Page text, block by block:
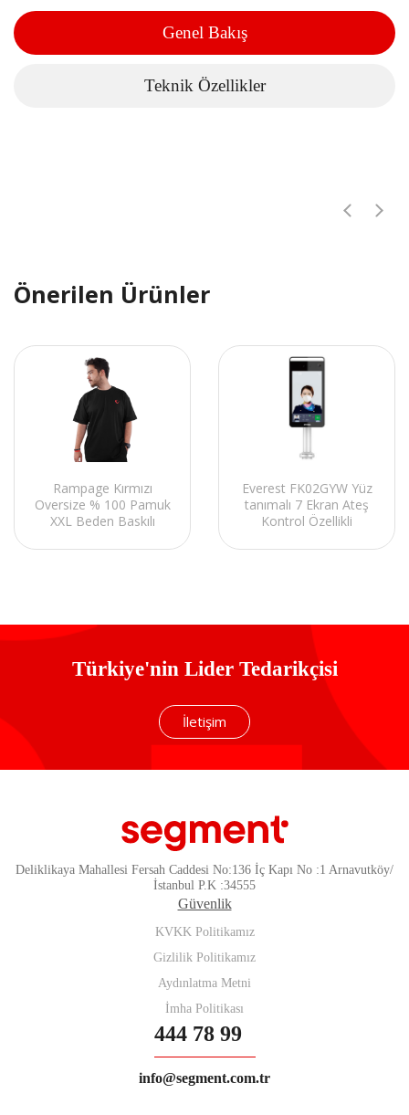
Genel Bakış
Teknik Özellikler
Önerilen Ürünler
Rampage Kırmızı
Oversize % 100 Pamuk
XXL Beden Baskılı
Everest FK02GYW Yüz
tanımalı 7 Ekran Ateş
Kontrol Özellikli
Türkiye'nin Lider Tedarikçisi
İletişim
Deliklikaya Mahallesi Fersah Caddesi No:136 İç Kapı No :1 Arnavutköy/
İstanbul P.K :34555
Güvenlik
KVKK Politikamız
Gizlilik Politikamız
Aydınlatma Metni
İmha Politikası
444 78 99
info@segment.com.tr